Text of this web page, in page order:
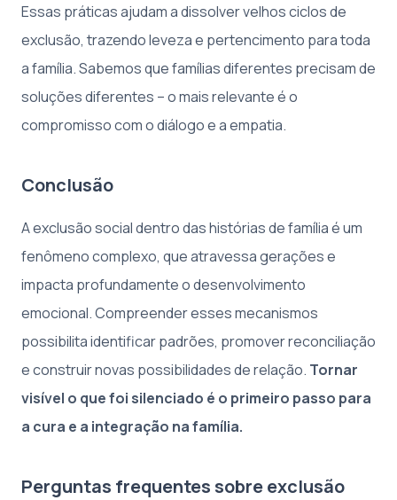
Essas práticas ajudam a dissolver velhos ciclos de
exclusão, trazendo leveza e pertencimento para toda
a família. Sabemos que famílias diferentes precisam de
soluções diferentes – o mais relevante é o
compromisso com o diálogo e a empatia.
Conclusão
A exclusão social dentro das histórias de família é um
fenômeno complexo, que atravessa gerações e
impacta profundamente o desenvolvimento
emocional. Compreender esses mecanismos
possibilita identificar padrões, promover reconciliação
e construir novas possibilidades de relação. Tornar
visível o que foi silenciado é o primeiro passo para
a cura e a integração na família.
Perguntas frequentes sobre exclusão